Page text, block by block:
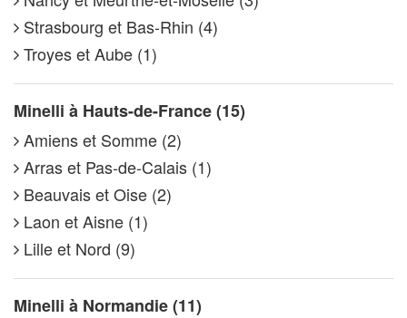
Strasbourg et Bas-Rhin (4)
Troyes et Aube (1)
Minelli à Hauts-de-France (15)
Amiens et Somme (2)
Arras et Pas-de-Calais (1)
Beauvais et Oise (2)
Laon et Aisne (1)
Lille et Nord (9)
Minelli à Normandie (11)